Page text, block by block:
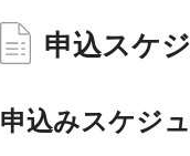
申込スケ
申込みスケジ